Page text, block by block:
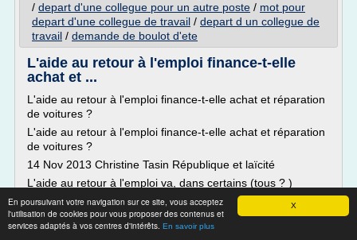
X
En poursuivant votre navigation sur ce site, vous acceptez
l'utilisation de cookies pour vous proposer des contenus et
services adaptés à vos centres d'intérêts. En savoir plus
/ depart d'une collegue pour un autre poste / mot pour
depart d'une collegue de travail / depart d un collegue de
travail / demande de boulot d'ete
L'aide au retour à l'emploi finance-t-elle
achat et ...
L'aide au retour à l'emploi finance-t-elle achat et réparation
de voitures ?
L'aide au retour à l'emploi finance-t-elle achat et réparation
de voitures ?
14 Nov 2013 Christine Tasin République et laïcité
L'aide au retour à l'emploi va, dans certains (tous ? )
conseils généraux jusqu'à financer l'achat de voitures
d'occasion ou de réparation de voiture...
On le voit clairement...